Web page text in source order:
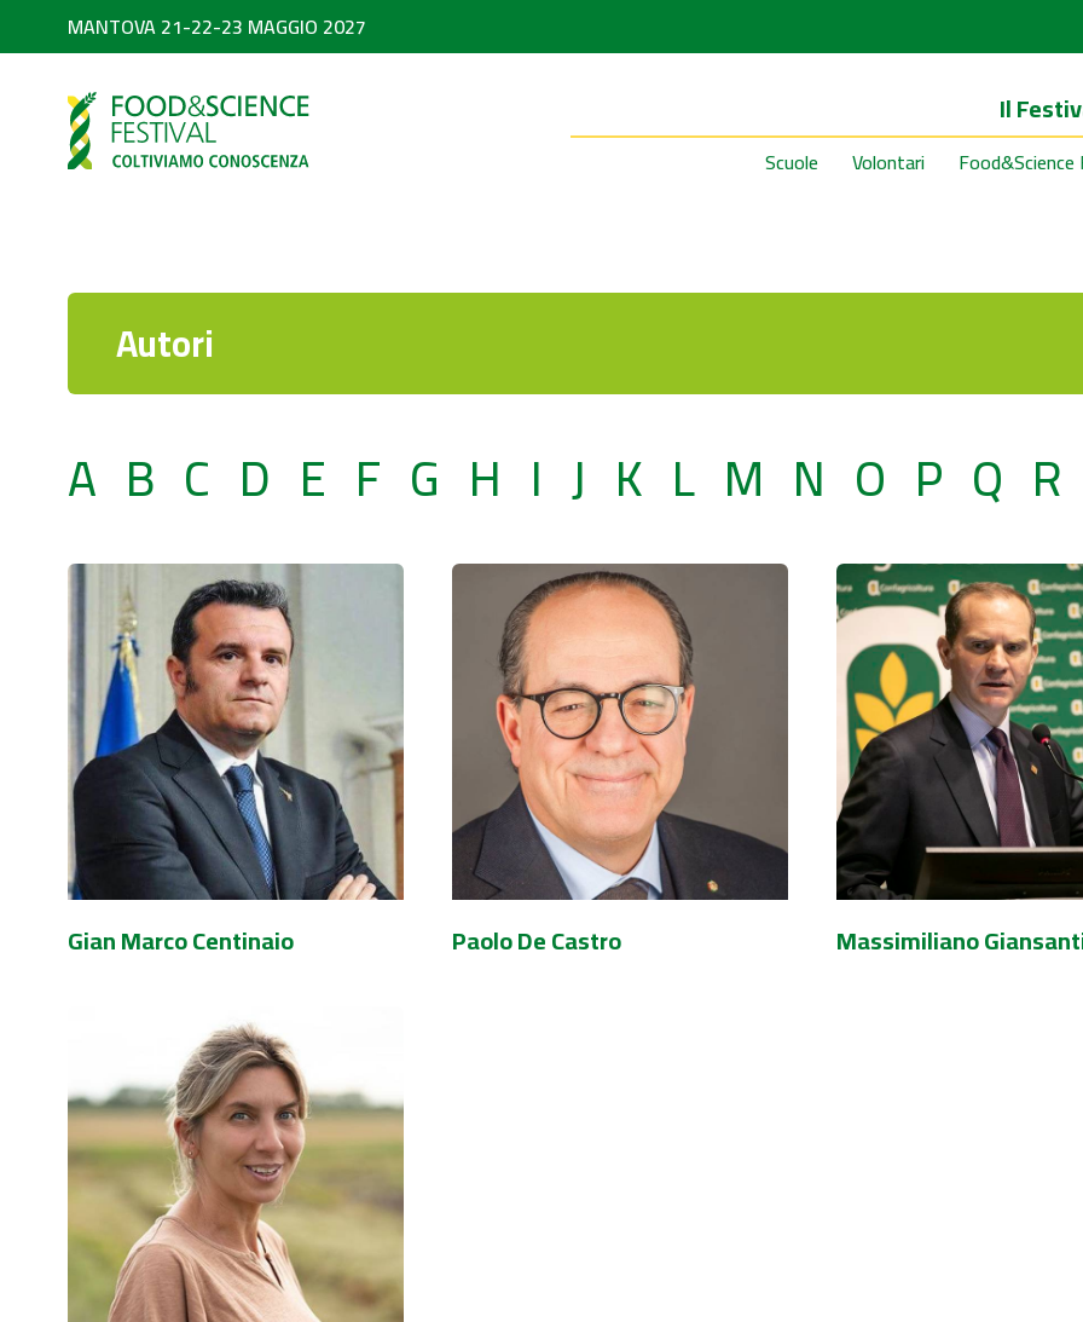
MANTOVA 21-22-23 MAGGIO 2027
Il
Scuole Volontari
Autori
A B C D E F G H I J K L M N O P Q R
Gian Marco Centinaio Paolo De Castro Massimiliano
PARTNER
Diventa partner
Partner 2026
SEARCH